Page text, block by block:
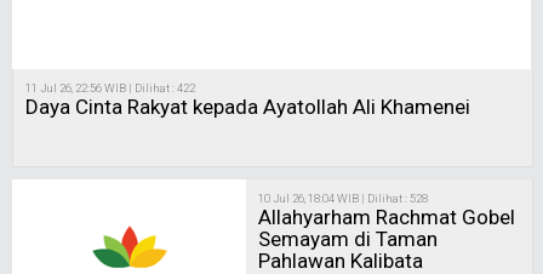
11 Jul 26, 22:56 WIB | Dilihat : 422
Daya Cinta Rakyat kepada Ayatollah Ali Khamenei
10 Jul 26, 18:04 WIB | Dilihat : 528
Allahyarham Rachmat Gobel
Semayam di Taman
Pahlawan Kalibata